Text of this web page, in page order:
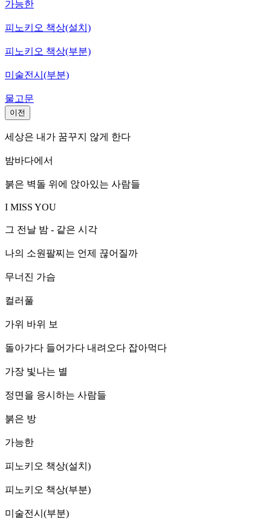
가능한
피노키오 책상(설치)
피노키오 책상(부분)
미술전시(부분)
물고문
이전
세상은 내가 꿈꾸지 않게 한다
밤바다에서
붉은 벽돌 위에 앉아있는 사람들
I MISS YOU
그 전날 밤 - 같은 시각
나의 소원팔찌는 언제 끊어질까
무너진 가슴
컬러풀
가위 바위 보
돌아가다 들어가다 내려오다 잡아먹다
가장 빛나는 별
정면을 응시하는 사람들
붉은 방
가능한
피노키오 책상(설치)
피노키오 책상(부분)
미술전시(부분)